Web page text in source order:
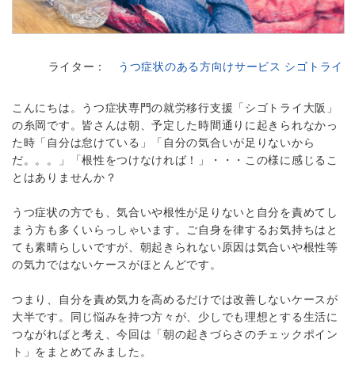
ライター： うつ症状のある方向けサービス シゴトライ
こんにちは。うつ症状専門の就労移行支援「シゴトライ大阪」
の糸岡です。皆さんは朝、予定した時間通りに起きられなかっ
た時「自分は怠けている」「自分の気合いが足りないから
だ。。。」「根性をつけなければ！」・・・この様に感じるこ
とはありませんか？
うつ症状の方でも、気合いや根性が足りないと自分を責めてし
まう方も多くいらっしゃいます。ご自身を律するお気持ちはと
ても素晴らしいですが、朝起きられない原因は気合いや根性等
の気力ではないケースがほとんどです。
つまり、自分を責め気力を高めるだけでは改善しないケースが
大半です。同じ悩みを持つ方々が、少しでも理想とする生活に
つながればと考え、今回は「朝の起きづらさのチェックポイン
ト」をまとめてみました。